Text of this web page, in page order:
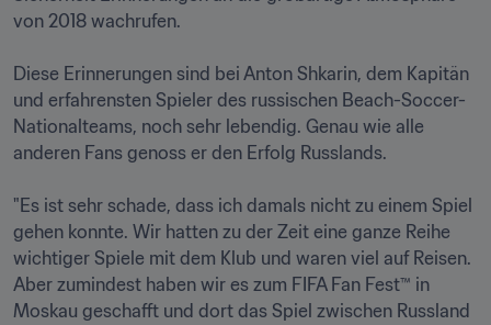
von 2018 wachrufen.
Diese Erinnerungen sind bei Anton Shkarin, dem Kapitän
und erfahrensten Spieler des russischen Beach-Soccer-
Nationalteams, noch sehr lebendig. Genau wie alle
anderen Fans genoss er den Erfolg Russlands.
"Es ist sehr schade, dass ich damals nicht zu einem Spiel
gehen konnte. Wir hatten zu der Zeit eine ganze Reihe
wichtiger Spiele mit dem Klub und waren viel auf Reisen.
Aber zumindest haben wir es zum FIFA Fan Fest™ in
Moskau geschafft und dort das Spiel zwischen Russland